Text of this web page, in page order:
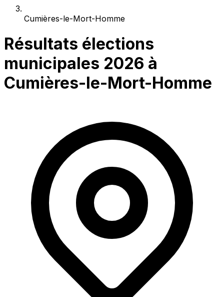
Cumières-le-Mort-Homme
Résultats élections
municipales 2026 à
Cumières-le-Mort-Homme